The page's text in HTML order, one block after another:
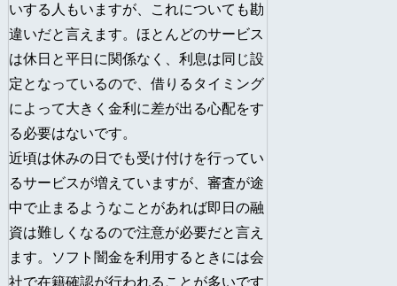
いする人もいますが、これについても勘
違いだと言えます。ほとんどのサービス
は休日と平日に関係なく、利息は同じ設
定となっているので、借りるタイミング
によって大きく金利に差が出る心配をす
る必要はないです。
近頃は休みの日でも受け付けを行ってい
るサービスが増えていますが、審査が途
中で止まるようなことがあれば即日の融
資は難しくなるので注意が必要だと言え
ます。ソフト闇金を利用するときには会
社で在籍確認が行われることが多いです